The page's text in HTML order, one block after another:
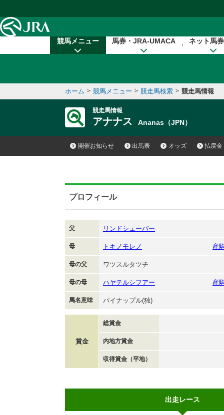
競馬メニュー 馬券・JRA-UMACA ネット馬
ホーム > 競馬メニュー > 競走馬検索 > 競走馬情報
競走馬情報
アナナス Ananas（JPN）
開催お知らせ 出馬表 オッズ 払戻金
プロフィール
父 リンドシェーバー
母 トキノモレノ 産
母の父 ワツスルタツチ
母の母 ハヤテルシフアー 産
馬名意味 パイナップル(独)
賞金
総賞金
内地方賞金
収得賞金（平地）
出走レース